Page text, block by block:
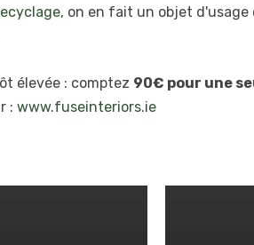
, on en fait un objet
élevée : comptez 90€ pour une
: www.fuseinteriors.ie